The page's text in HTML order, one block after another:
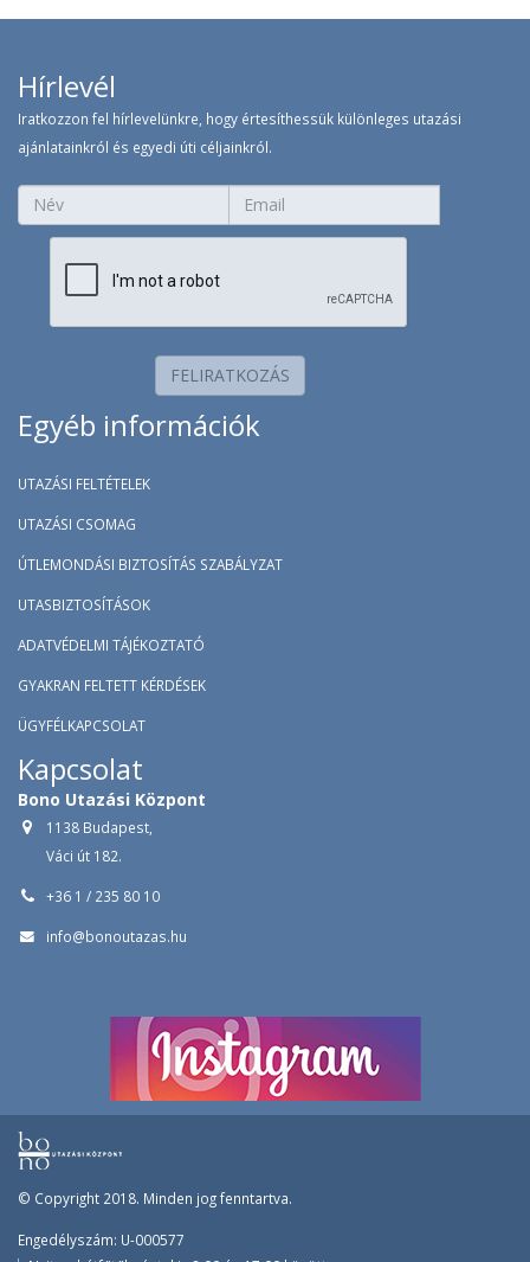
Hírlevél
Iratkozzon fel hírlevelünkre, hogy értesíthessük különleges utazási
ajánlatainkról és egyedi úti céljainkról.
FELIRATKOZÁS
Egyéb információk
UTAZÁSI FELTÉTELEK
UTAZÁSI CSOMAG
ÚTLEMONDÁSI BIZTOSÍTÁS SZABÁLYZAT
UTASBIZTOSÍTÁSOK
ADATVÉDELMI TÁJÉKOZTATÓ
GYAKRAN FELTETT KÉRDÉSEK
ÜGYFÉLKAPCSOLAT
Kapcsolat
Bono Utazási Központ
1138 Budapest,
Váci út 182.
+36 1 / 235 80 10
info@bonoutazas.hu
© Copyright 2018. Minden jog fenntartva.
Engedélyszám: U-000577